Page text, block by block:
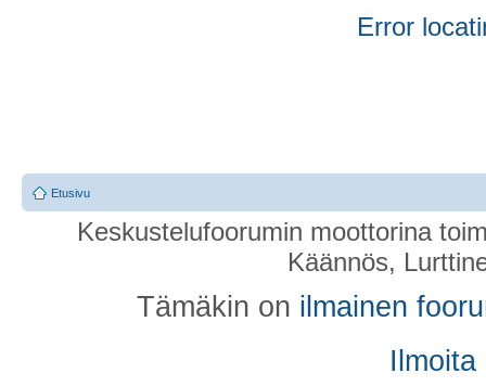
Error
Etusivu
Keskustelufoorumin moottorina
Käännös,
Tämäkin on ilmainen